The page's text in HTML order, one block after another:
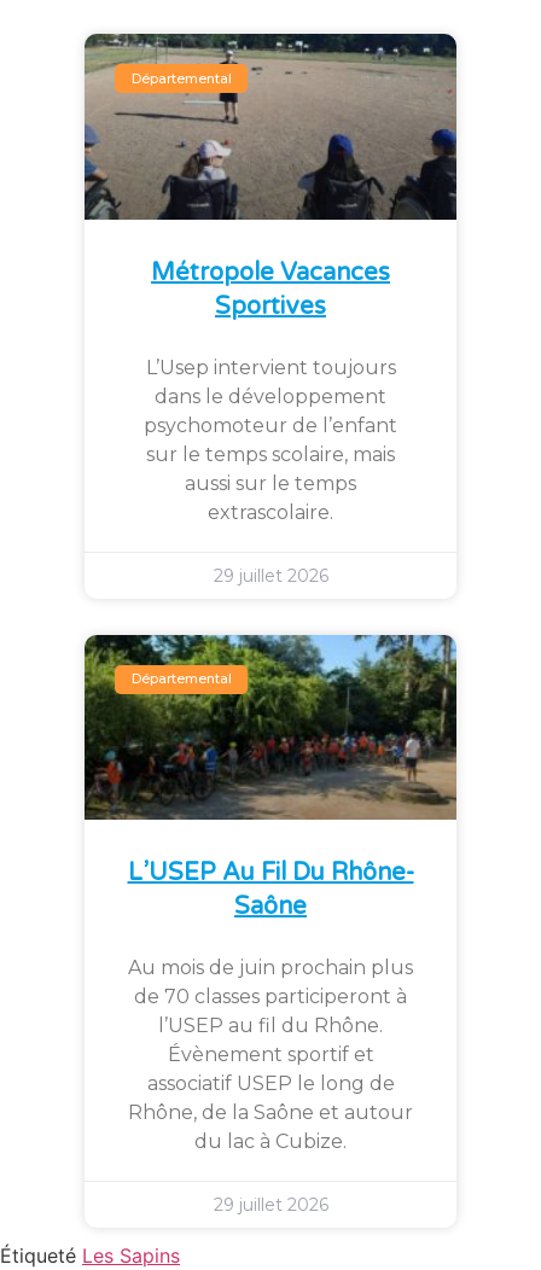
Départemental
Métropole Vacances
Sportives
L’Usep intervient toujours
dans le développement
psychomoteur de l’enfant
sur le temps scolaire, mais
aussi sur le temps
extrascolaire.
29 juillet 2026
Départemental
L’USEP Au Fil Du Rhône-
Saône
Au mois de juin prochain plus
de 70 classes participeront à
l’USEP au fil du Rhône.
Évènement sportif et
associatif USEP le long de
Rhône, de la Saône et autour
du lac à Cubize.
29 juillet 2026
Étiqueté Les Sapins